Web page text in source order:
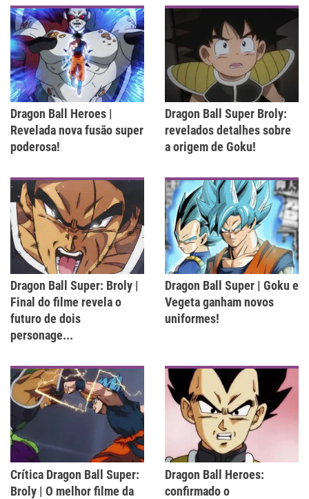
Dragon Ball Heroes |
Revelada nova fusão super
poderosa!
Dragon Ball Super Broly:
revelados detalhes sobre
a origem de Goku!
Dragon Ball Super: Broly |
Final do filme revela o
futuro de dois
personage...
Dragon Ball Super | Goku e
Vegeta ganham novos
uniformes!
Crítica Dragon Ball Super:
Broly | O melhor filme da
Dragon Ball Heroes:
confirmado o